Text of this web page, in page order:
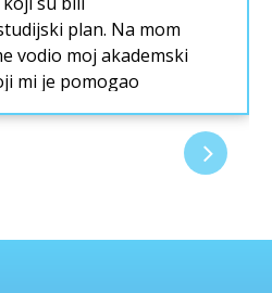
plan. Na mom
vodio moj akademski
mi je pomogao
sam željela slušati.
imala širok
sam mogla birati i